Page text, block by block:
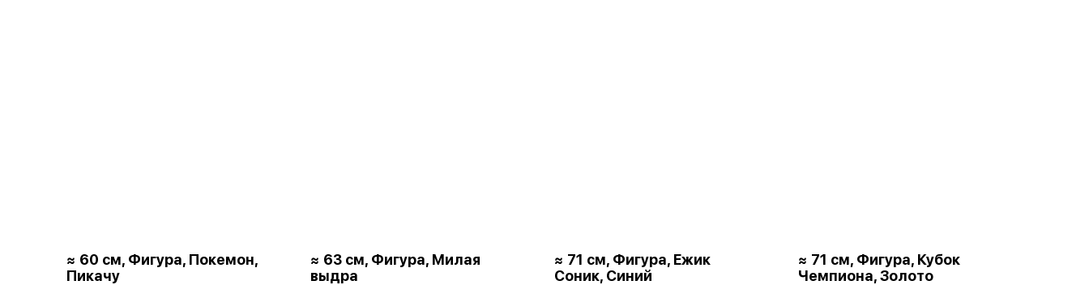
≈ 60 см, Фигура, Покемон,
Пикачу
≈ 63 см, Фигура, Милая
выдра
≈ 71 см, Фигура, Ежик
Соник, Синий
≈ 71 см, Фигура, Кубок
Чемпиона, Золото